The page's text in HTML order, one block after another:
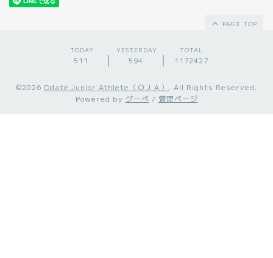
PAGE TOP
TODAY
511
YESTERDAY
594
TOTAL
1172427
©2026 Odate Junior Athlete（ＯＪＡ） . All Rights Reserved.
Powered by グーペ / 管理ページ